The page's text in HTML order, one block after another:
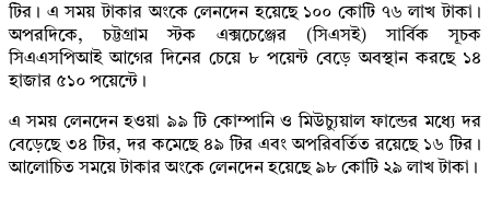
টির। এ সময় টাকার অংকে লেনদেন হয়েছে ১০০ কোটি ৭৬ লাখ টাকা।
অপরদিকে, চট্টগ্রাম স্টক এক্সচেঞ্জের (সিএসই) সার্বিক সূচক
সিএএসপিআই আগের দিনের চেয়ে ৮ পয়েন্ট বেড়ে অবস্থান করছে ১৪
হাজার ৫১০ পয়েন্টে।
এ সময় লেনদেন হওয়া ৯৯ টি কোম্পানি ও মিউচ্যুয়াল ফান্ডের মধ্যে দর
বেড়েছে ৩৪ টির, দর কমেছে ৪৯ টির এবং অপরিবর্তিত রয়েছে ১৬ টির।
আলোচিত সময়ে টাকার অংকে লেনদেন হয়েছে ৯৮ কোটি ২৯ লাখ টাকা।